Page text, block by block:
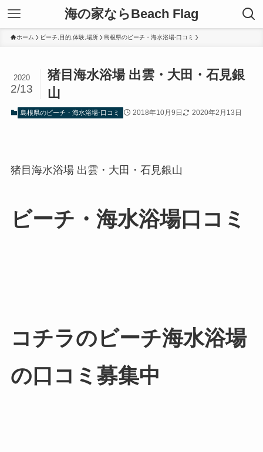
海の家ならBeach Flag
ホーム ビーチ,目的,体験,場所 島根県のビーチ・海水浴場-口コミ
猪目海水浴場 出雲・大田・石見銀
山
2020
2/13
島根県のビーチ・海水浴場-口コミ 2018年10月9日 2020年2月13日
猪目海水浴場 出雲・大田・石見銀山
ビーチ・海水浴場口コミ
コチラのビーチ海水浴場
の口コミ募集中